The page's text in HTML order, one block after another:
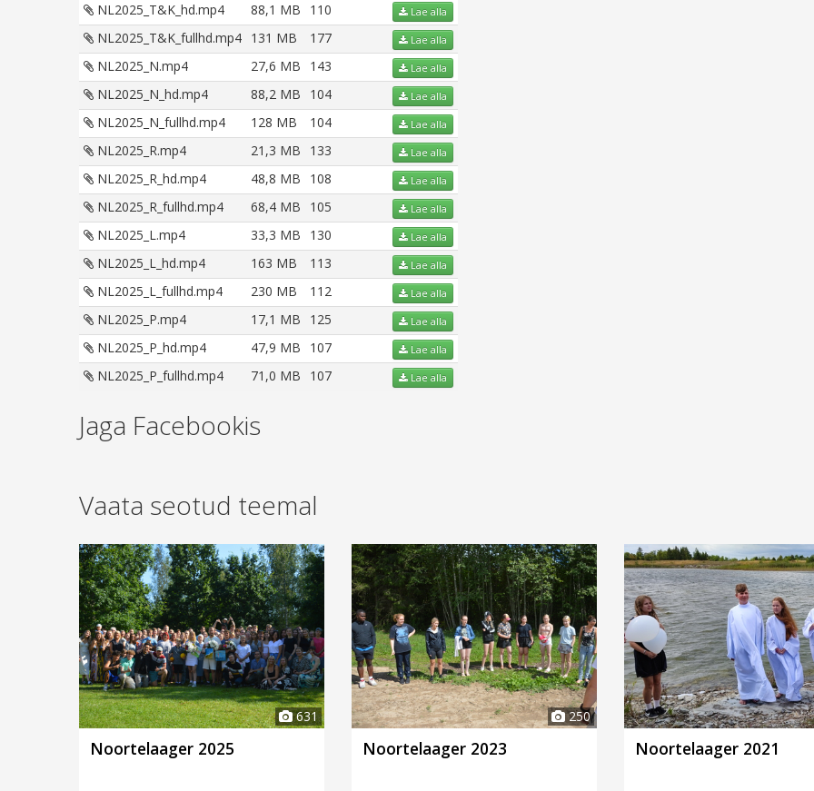
NL2025_T&K_hd.mp4 88,1 MB 110 Lae alla
NL2025_T&K_fullhd.mp4 131 MB 177 Lae alla
NL2025_N.mp4 27,6 MB 143 Lae alla
NL2025_N_hd.mp4 88,2 MB 104 Lae alla
NL2025_N_fullhd.mp4 128 MB 104 Lae alla
NL2025_R.mp4 21,3 MB 133 Lae alla
NL2025_R_hd.mp4 48,8 MB 108 Lae alla
NL2025_R_fullhd.mp4 68,4 MB 105 Lae alla
NL2025_L.mp4 33,3 MB 130 Lae alla
NL2025_L_hd.mp4 163 MB 113 Lae alla
NL2025_L_fullhd.mp4 230 MB 112 Lae alla
NL2025_P.mp4 17,1 MB 125 Lae alla
NL2025_P_hd.mp4 47,9 MB 107 Lae alla
NL2025_P_fullhd.mp4 71,0 MB 107 Lae alla
Jaga Facebookis
Vaata seotud teemal
631
Noortelaager 2025
250
Noortelaager 2023 Noortelaager 2021